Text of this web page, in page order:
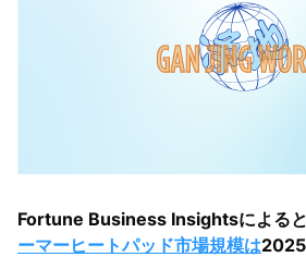
Fortune Business Insightsによる
ーマーヒートパッド市場規模は